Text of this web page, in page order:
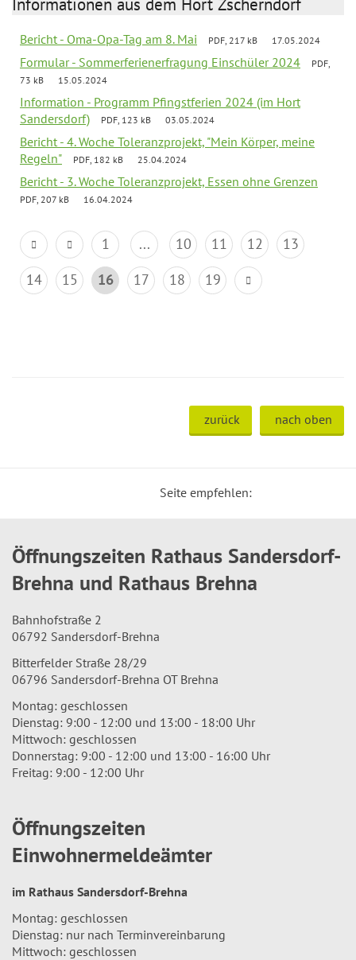
Informationen aus dem Hort Zscherndorf
Bericht - Oma-Opa-Tag am 8. Mai PDF, 217 kB 17.05.2024
Formular - Sommerferienerfragung Einschüler 2024
PDF,
73 kB
15.05.2024
Information - Programm Pfingstferien 2024 (im Hort
Sandersdorf)
PDF, 123 kB 03.05.2024
Bericht - 4. Woche Toleranzprojekt, "Mein Körper, meine
Regeln"
PDF, 182 kB 25.04.2024
Bericht - 3. Woche Toleranzprojekt, Essen ohne Grenzen
PDF, 207 kB 16.04.2024
1 ... 10 11 12
13
14
15 16 17 18 19
zurück nach oben
Seite empfehlen:
Öffnungszeiten Rathaus Sandersdorf-
Brehna und Rathaus Brehna
Bahnhofstraße 2
06792 Sandersdorf-Brehna
Bitterfelder Straße 28/29
06796 Sandersdorf-Brehna OT Brehna
Montag: geschlossen
Dienstag: 9:00 - 12:00 und 13:00 - 18:00 Uhr
Mittwoch: geschlossen
Donnerstag: 9:00 - 12:00 und 13:00 - 16:00 Uhr
Freitag: 9:00 - 12:00 Uhr
Öffnungszeiten
Einwohnermeldeämter
im Rathaus Sandersdorf-Brehna
Montag: geschlossen
Dienstag: nur nach Terminvereinbarung
Mittwoch: geschlossen